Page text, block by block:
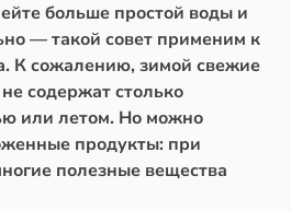
больше простой воды и
— такой совет применим к
К сожалению, зимой свежие
содержат столько
или летом. Но можно
продукты: при
полезные вещества